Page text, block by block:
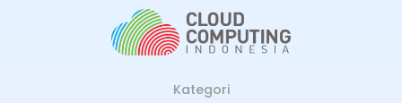
Kategori